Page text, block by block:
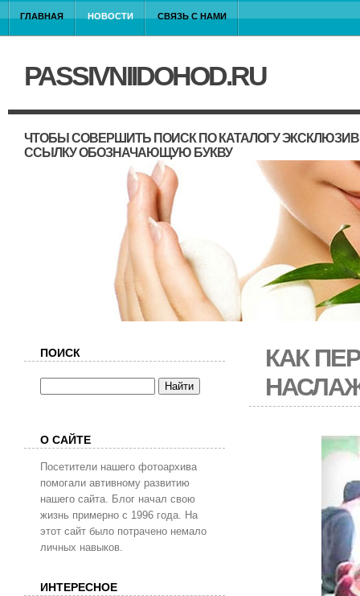
ГЛАВНАЯ НОВОСТИ СВЯЗЬ С НАМИ
PASSIVNIIDOHOD.RU
ЧТОБЫ СОВЕРШИТЬ ПОИСК ПО КАТАЛОГУ
ССЫЛКУ ОБОЗНАЧАЮЩУЮ БУКВУ
КАК
ПОИСК
О САЙТЕ
Посетители нашего фотоархива
помогали автивному развитию
нашего сайта. Блог начал свою
жизнь примерно с 1996 года. На
этот сайт было потрачено немало
личных навыков.
ИНТЕРЕСНОЕ